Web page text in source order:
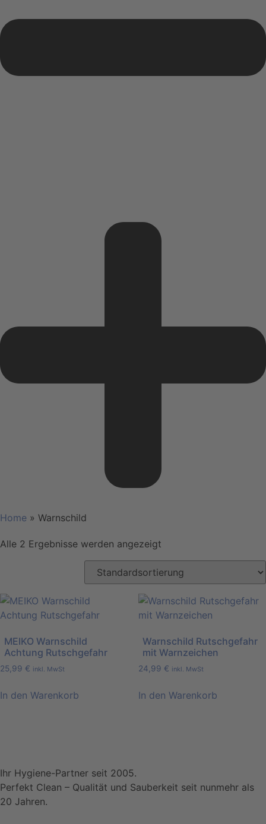
Home » Warnschild
Alle 2 Ergebnisse werden angezeigt
MEIKO Warnschild
Achtung Rutschgefahr
25,99 € inkl. MwSt
In den Warenkorb
Warnschild Rutschgefahr
mit Warnzeichen
24,99 € inkl. MwSt
In den Warenkorb
Ihr Hygiene-Partner seit 2005.
Perfekt Clean – Qualität und Sauberkeit seit nunmehr als
20 Jahren.